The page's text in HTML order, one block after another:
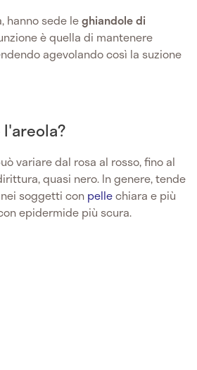
hanno sede leghiandole di
è quella di mantenere
agevolando così la suzione
variare dal rosa al rosso, fino al
quasi nero. In genere, tende
soggetti con pellechiara e più
epidermide più scura.